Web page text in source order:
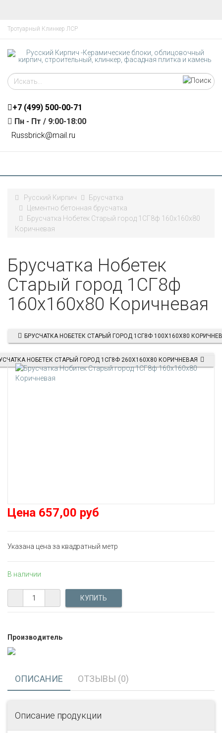
Тротуарный Клинкер ЛСР
+7 (499) 500-00-71
Пн - Пт / 9:00-18:00
Russbrick@mail.ru
Русский Кирпич
Брусчатка
Цементно бетонная брусчатка
Брусчатка Нобетек Старый город 1СГ8ф 160х160х80
Коричневая
Брусчатка Нобетек
Старый город 1СГ8ф
160х160х80 Коричневая
БРУСЧАТКА НОБЕТЕК СТАРЫЙ ГОРОД 1СГ8Ф 100Х160Х80
НОБЕТЕК СТАРЫЙ ГОРОД 1СГ8Ф 260Х160Х80 КОРИЧНЕВАЯ
Цена 657,00 руб
Указана цена за квадратный метр
В наличии
Производитель
ОПИСАНИЕ ОТЗЫВЫ (0)
Описание продукции